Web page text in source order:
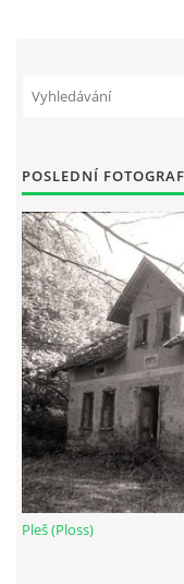
POSLEDNÍ
Pleš (Ploss)